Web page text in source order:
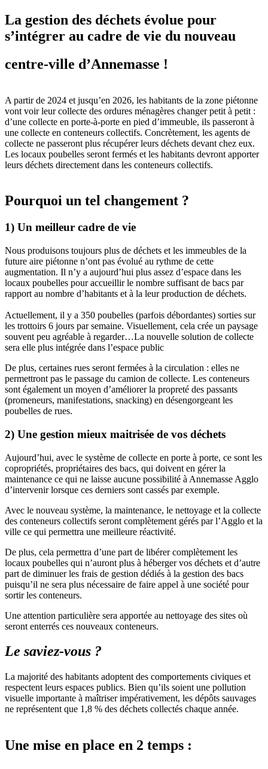
La gestion des déchets évolue pour
s’intégrer au cadre de vie du nouveau
centre-ville d’Annemasse !
A partir de 2024 et jusqu’en 2026, les habitants de la zone piétonne
vont voir leur collecte des ordures ménagères changer petit à petit :
d’une collecte en porte-à-porte en pied d’immeuble, ils passeront à
une collecte en conteneurs collectifs. Concrètement, les agents de
collecte ne passeront plus récupérer leurs déchets devant chez eux.
Les locaux poubelles seront fermés et les habitants devront apporter
leurs déchets directement dans les conteneurs collectifs.
Pourquoi un tel changement ?
1) Un meilleur cadre de vie
Nous produisons toujours plus de déchets et les immeubles de la
future aire piétonne n’ont pas évolué au rythme de cette
augmentation. Il n’y a aujourd’hui plus assez d’espace dans les
locaux poubelles pour accueillir le nombre suffisant de bacs par
rapport au nombre d’habitants et à la leur production de déchets.
Actuellement, il y a 350 poubelles (parfois débordantes) sorties sur
les trottoirs 6 jours par semaine. Visuellement, cela crée un paysage
souvent peu agréable à regarder…La nouvelle solution de collecte
sera elle plus intégrée dans l’espace public
De plus, certaines rues seront fermées à la circulation : elles ne
permettront pas le passage du camion de collecte. Les conteneurs
sont également un moyen d’améliorer la propreté des passants
(promeneurs, manifestations, snacking) en désengorgeant les
poubelles de rues.
2) Une gestion mieux maitrisée de vos déchets
Aujourd’hui, avec le système de collecte en porte à porte, ce sont les
copropriétés, propriétaires des bacs, qui doivent en gérer la
maintenance ce qui ne laisse aucune possibilité à Annemasse Agglo
d’intervenir lorsque ces derniers sont cassés par exemple.
Avec le nouveau système, la maintenance, le nettoyage et la collecte
des conteneurs collectifs seront complètement gérés par l’Agglo et la
ville ce qui permettra une meilleure réactivité.
De plus, cela permettra d’une part de libérer complètement les
locaux poubelles qui n’auront plus à héberger vos déchets et d’autre
part de diminuer les frais de gestion dédiés à la gestion des bacs
puisqu’il ne sera plus nécessaire de faire appel à une société pour
sortir les conteneurs.
Une attention particulière sera apportée au nettoyage des sites où
seront enterrés ces nouveaux conteneurs.
Le saviez-vous ?
La majorité des habitants adoptent des comportements civiques et
respectent leurs espaces publics. Bien qu’ils soient une pollution
visuelle importante à maîtriser impérativement, les dépôts sauvages
ne représentent que 1,8 % des déchets collectés chaque année.
Une mise en place en 2 temps :